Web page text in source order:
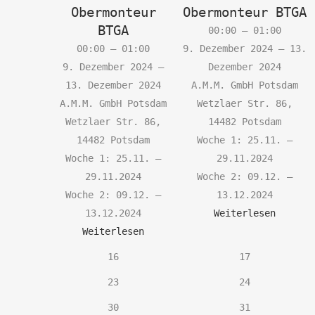
Obermonteur
BTGA
00:00 – 01:00
9. Dezember 2024 –
13. Dezember 2024
A.M.M. GmbH Potsdam
Wetzlaer Str. 86,
14482 Potsdam
Woche 1: 25.11. –
29.11.2024
Woche 2: 09.12. –
13.12.2024
Weiterlesen
Obermonteur BTGA
00:00 – 01:00
9. Dezember 2024 – 13.
Dezember 2024
A.M.M. GmbH Potsdam
Wetzlaer Str. 86,
14482 Potsdam
Woche 1: 25.11. –
29.11.2024
Woche 2: 09.12. –
13.12.2024
Weiterlesen
1616.
1717.
2323.
2424.
3030.
31